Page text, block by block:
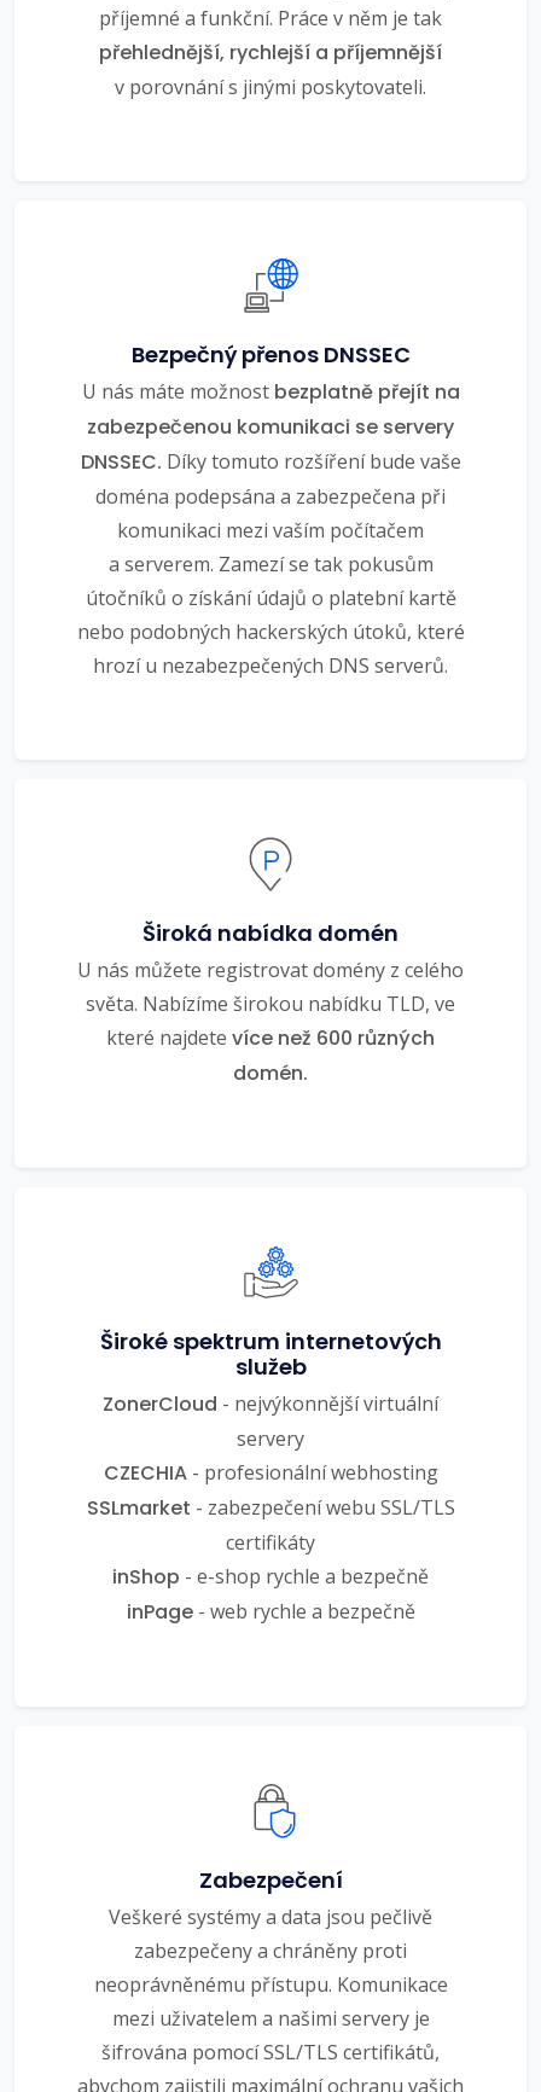
příjemné a funkční. Práce v něm je tak
přehlednější, rychlejší a příjemnější
v porovnání s jinými poskytovateli.
Bezpečný přenos DNSSEC
U nás máte možnost bezplatně přejít na
zabezpečenou komunikaci se servery
DNSSEC. Díky tomuto rozšíření bude vaše
doména podepsána a zabezpečena při
komunikaci mezi vaším počítačem
a serverem. Zamezí se tak pokusům
útočníků o získání údajů o platební kartě
nebo podobných hackerských útoků, které
hrozí u nezabezpečených DNS serverů.
Široká nabídka domén
U nás můžete registrovat domény z celého
světa. Nabízíme širokou nabídku TLD, ve
které najdete více než 600 různých
domén.
Široké spektrum internetových
služeb
ZonerCloud - nejvýkonnější virtuální
servery
CZECHIA- profesionální webhosting
SSLmarket - zabezpečení webu SSL/TLS
certifikáty
inShop - e-shop rychle a bezpečně
inPage- web rychle a bezpečně
Zabezpečení
Veškeré systémy a data jsou pečlivě
zabezpečeny a chráněny proti
neoprávněnému přístupu. Komunikace
mezi uživatelem a našimi servery je
šifrována pomocí SSL/TLS certifikátů,
abychom zajistili maximální ochranu vašich